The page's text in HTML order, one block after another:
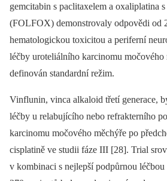
gemcitabin s paclitaxelem a oxaliplatina
(FOLFOX) demonstrovaly odpovědi od
hematologickou toxicitou a periferní
léčby uroteliálního karcinomu močového
definován standardní režim.
Vinflunin, vinca alkaloid třetí generace,
léčby u relabujícího nebo refrakterního
karcinomu močového měchýře po
cisplatině ve studii fáze III [28]. Trial
v kombinaci s nejlepší podpůrnou